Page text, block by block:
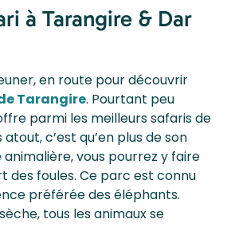
à Tarangire & Dar
en route pour découvrir
Tarangire. Pourtant peu
parmi les meilleurs safaris de
atout, c’est qu’en plus de son
vous pourrez y faire
des foules. Ce parc est connu
préférée des éléphants.
tous les animaux se